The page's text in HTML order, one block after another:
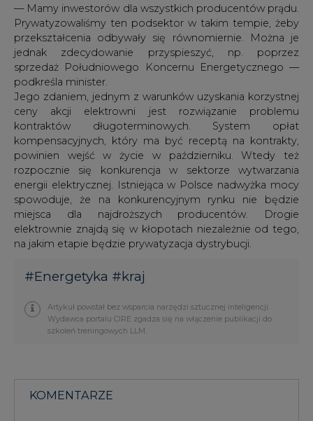
— Mamy inwestorów dla wszystkich producentów prądu.
Prywatyzowaliśmy ten podsektor w takim tempie, żeby
przekształcenia odbywały się równomiernie. Można je
jednak zdecydowanie przyspieszyć, np. poprzez
sprzedaż Południowego Koncernu Energetycznego —
podkreśla minister.
Jego zdaniem, jednym z warunków uzyskania korzystnej
ceny akcji elektrowni jest rozwiązanie problemu
kontraktów długoterminowych. System opłat
kompensacyjnych, który ma być receptą na kontrakty,
powinien wejść w życie w październiku. Wtedy też
rozpocznie się konkurencja w sektorze wytwarzania
energii elektrycznej. Istniejąca w Polsce nadwyżka mocy
spowoduje, że na konkurencyjnym rynku nie będzie
miejsca dla najdroższych producentów. Drogie
elektrownie znajdą się w kłopotach niezależnie od tego,
na jakim etapie będzie prywatyzacja dystrybucji.
#Energetyka #kraj
Artykuł powstał bez wsparcia narzędzi sztucznej inteligencji.
Wydawca portalu CIRE zgadza się na włączenie publikacji do
szkoleń treningowych LLM.
KOMENTARZE